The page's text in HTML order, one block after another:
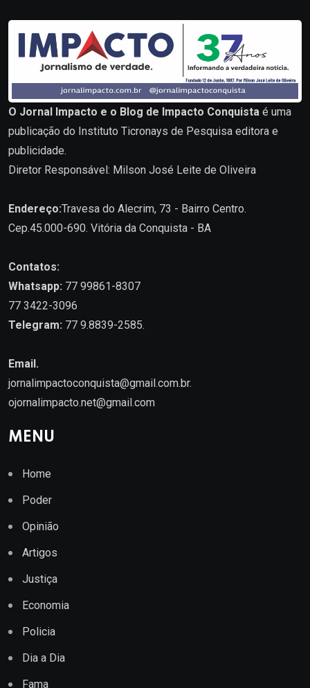
O Jornal Impacto e o Blog de Impacto Conquista é uma
publicação do Instituto Ticronays de Pesquisa editora e
publicidade.
Diretor Responsável: Milson José Leite de Oliveira
Endereço:Travesa do Alecrim, 73 - Bairro Centro.
Cep.45.000-690. Vitória da Conquista - BA
Contatos:
Whatsapp: 77 99861-8307
77 3422-3096
Telegram: 77 9.8839-2585.
Email.
jornalimpactoconquista@gmail.com.br.
ojornalimpacto.net@gmail.com
MENU
Home
Poder
Opinião
Artigos
Justiça
Economia
Policia
Dia a Dia
Fama